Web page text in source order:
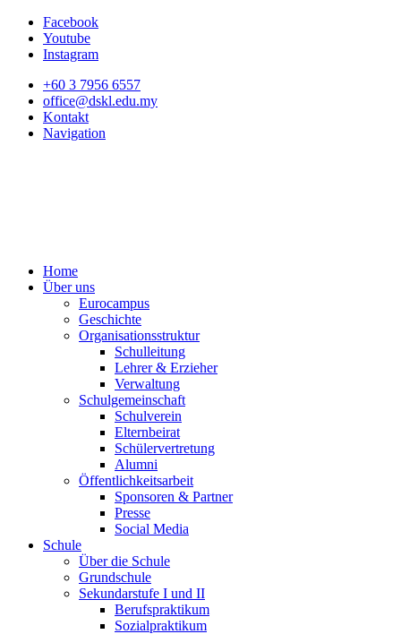
Facebook
Youtube
Instagram
+60 3 7956 6557
office@dskl.edu.my
Kontakt
Navigation
Home
Über uns
Eurocampus
Geschichte
Organisationsstruktur
Schulleitung
Lehrer & Erzieher
Verwaltung
Schulgemeinschaft
Schulverein
Elternbeirat
Schülervertretung
Alumni
Öffentlichkeitsarbeit
Sponsoren & Partner
Presse
Social Media
Schule
Über die Schule
Grundschule
Sekundarstufe I und II
Berufspraktikum
Sozialpraktikum